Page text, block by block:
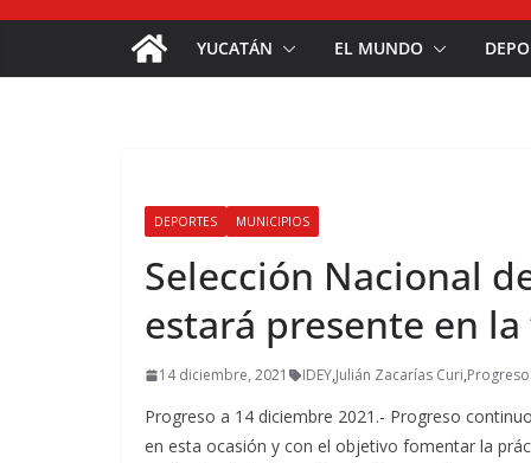
YUCATÁN EL MUNDO
DEPORTES MUNICIPIOS
Selección Nacional
estará presente en la
14 diciembre, 2021 IDEY,Julián Zacarías Curi,Progreso
Progreso a 14 diciembre 2021.- Progreso
en esta ocasión y con el objetivo fomentar la